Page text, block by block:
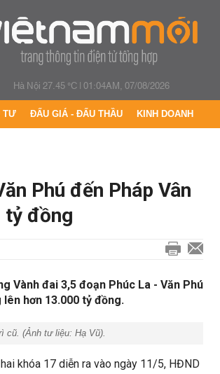
Hà Nội 27.45 °C|01:04AM, 07/08/2026
TƯ ĐẤU GIÁ - ĐẤU THẦU KINH DOANH
Phú đến Pháp Vân
tỷ đồng
Vành đai 3,5 đoạn Phúc La - Văn Phú
lên hơn 13.000 tỷ đồng.
cũ. (Ảnh tư liệu: Hạ Vũ).
khóa 17 diễn ra vào ngày 11/5, HĐND